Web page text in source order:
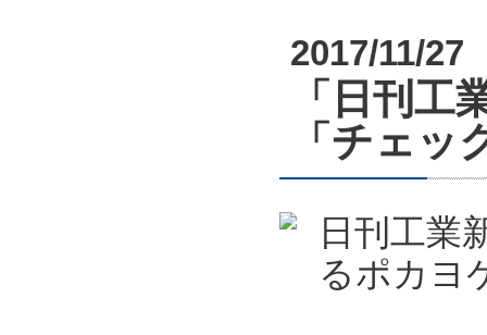
2017/11/27
「日刊工
「チェッ
日刊工業
るポカヨ